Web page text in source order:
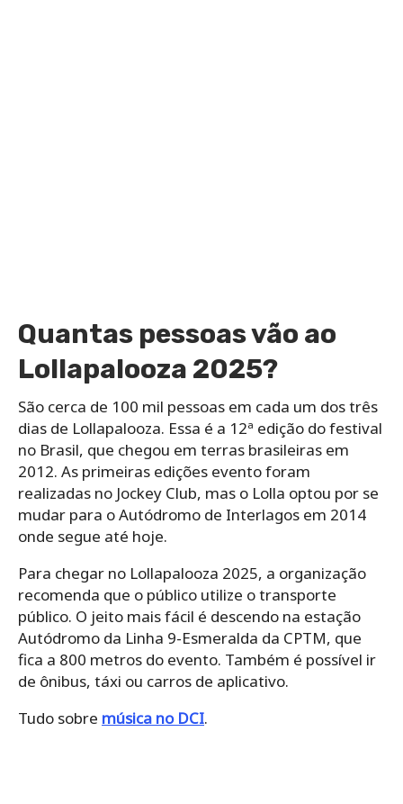
Quantas pessoas vão ao
Lollapalooza 2025?
São cerca de 100 mil pessoas em cada um dos três
dias de Lollapalooza. Essa é a 12ª edição do festival
no Brasil, que chegou em terras brasileiras em
2012. As primeiras edições evento foram
realizadas no Jockey Club, mas o Lolla optou por se
mudar para o Autódromo de Interlagos em 2014
onde segue até hoje.
Para chegar no Lollapalooza 2025, a organização
recomenda que o público utilize o transporte
público. O jeito mais fácil é descendo na estação
Autódromo da Linha 9-Esmeralda da CPTM, que
fica a 800 metros do evento. Também é possível ir
de ônibus, táxi ou carros de aplicativo.
Tudo sobre música no DCI.